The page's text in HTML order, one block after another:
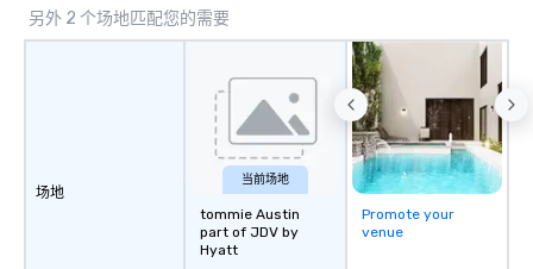
experiences not only provide more
Lip Smacking Foodie Tours is ideal for
groups, small or large. Our
experiences can accommodate
groups from as few as 1 to as many
as 500 guests, making us an ideal
choice for any corporate group event.
Stress-Free Booking Process Booking
a tour is stress-free and allows you to
另外 2 个场地匹配您的需要
场地
当前场地
tommie Austin
part of JDV by
Hyatt
Promote your
venue